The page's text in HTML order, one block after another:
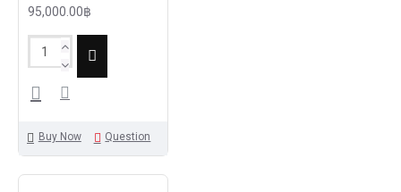
95,000.00฿
Buy Now Question